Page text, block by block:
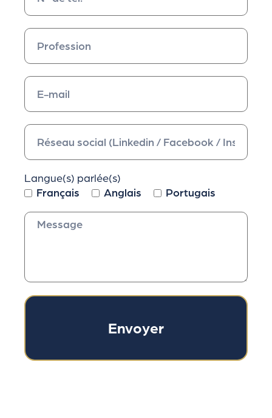
Langue(s) parlée(s)
Français
Anglais Portugais
Envoyer